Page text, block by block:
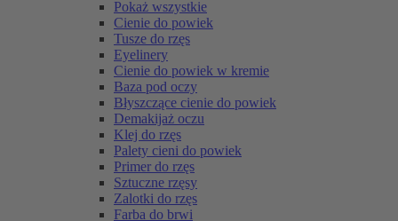
Pokaż wszystkie
Cienie do powiek
Tusze do rzęs
Eyelinery
Cienie do powiek w kremie
Baza pod oczy
Błyszczące cienie do powiek
Demakijaż oczu
Klej do rzęs
Palety cieni do powiek
Primer do rzęs
Sztuczne rzęsy
Zalotki do rzęs
Farba do brwi